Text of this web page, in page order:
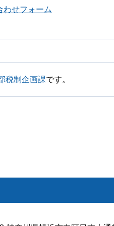
わせフォーム
税制企画課です。